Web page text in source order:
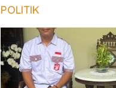
POLITIK